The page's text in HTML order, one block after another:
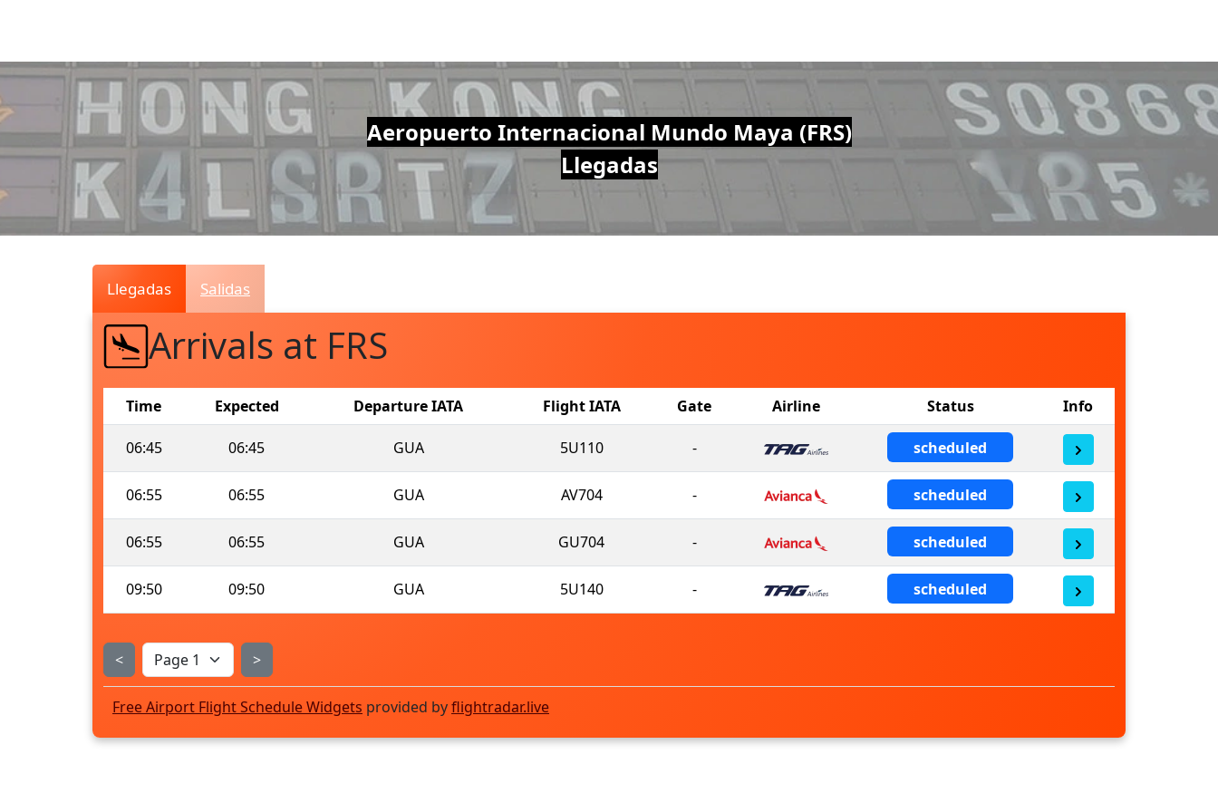
Traffic
Live
Aeropuerto Internacional Mundo Maya (FRS)
Llegadas
Llegadas Salidas
Arrivals at FRS
Time Expected Departure IATA Flight IATA Gate Airline Status Info
06:45 06:45 GUA 5U110 - scheduled
06:55 06:55 GUA AV704 - scheduled
06:55 06:55 GUA GU704 - scheduled
09:50 09:50 GUA 5U140 - scheduled
< >
Free Airport Flight Schedule Widgets provided byflightradar.live